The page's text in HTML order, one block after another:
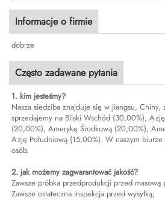
Informacje o firmie
dobrze
Często zadawane pytania
1. kim jesteśmy?
Nasza siedziba znajduje się w Jiangsu,
sprzedajemy na Bliski Wschód (30,00%),
(20,00%), Amerykę Środkową (20,00%),
Azję Południową (15,00%). W naszym biurze
osób.
2. jak możemy zagwarantować jakość?
Zawsze próbka przedprodukcji przed masową
Zawsze ostateczna inspekcja przed wysyłką;